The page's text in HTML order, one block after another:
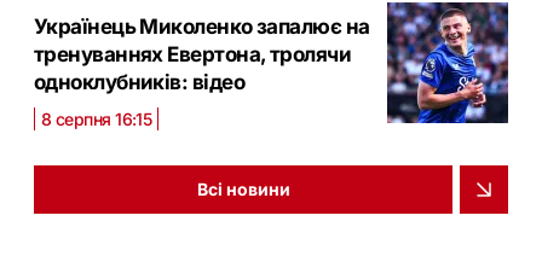
Українець Миколенко запалює на
тренуваннях Евертона, тролячи
одноклубників: відео
8 серпня 16:15
Всі новини